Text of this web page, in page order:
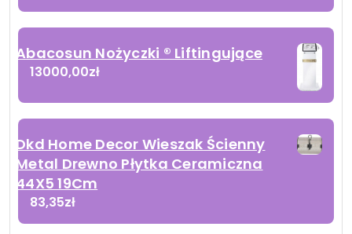
Abacosun Nożyczki ® Liftingujące
13000,00zł
Dkd Home Decor Wieszak Ścienny
Metal Drewno Płytka Ceramiczna
44X5 19Cm
83,35zł